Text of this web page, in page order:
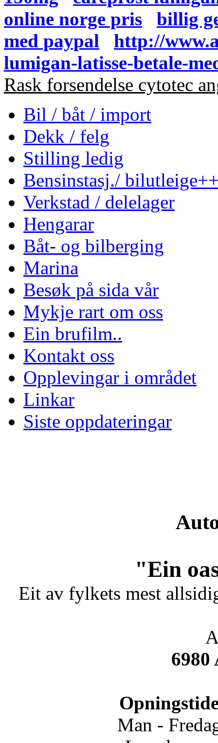
online norge pris
billig
med paypal
http://
lumigan-latisse-betale-
Rask forsendelse cytotec
Bil / båt / import
Dekk / felg
Stilling ledig
Bensinstasj./
Verkstad / delelager
Hengarar
Båt- og bilberging
Marina
Besøk på sida vår
Mykje rart om oss
Ein brufilm..
Kontakt oss
Opplevingar i området
Linkar
Siste oppdateringar
"Ein
Eit av fylkets mest
Man -